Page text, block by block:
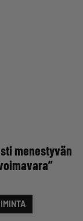
menestyvän